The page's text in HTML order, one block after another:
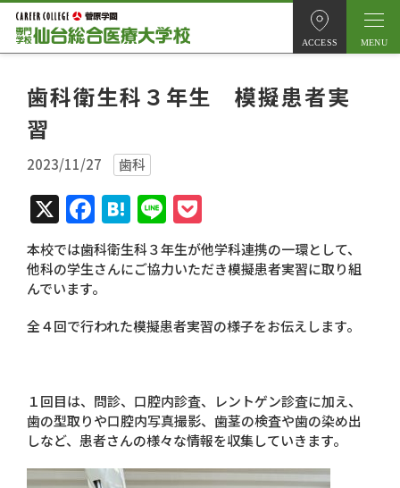
ACCESS
歯科衛生科３年生 模擬患者実
習
2023/11/27 歯科
X Facebook
Hatena
Line
本校では歯科衛生科３年生が他学科連携の一環として、
他科の学生さんにご協力いただき模擬患者実習に取り組
んでいます。
全４回で行われた模擬患者実習の様子をお伝えします。
１回目は、問診、口腔内診査、レントゲン診査に加え、
歯の型取りや口腔内写真撮影、歯茎の検査や歯の染め出
しなど、患者さんの様々な情報を収集していきます。